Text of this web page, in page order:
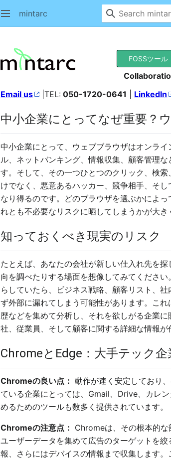
mintarc
FOSSツール
Email us
|TEL: 050-1720-0641 LinkedIn
中小企業にとってなぜ重要？
中小企業にとって、ウェブブラウザはオンラ
ル、ネットバンキング、情報収集、顧客管理
す。そして、その一つひとつのクリック、検
けでなく、悪意あるハッカー、競争相手、そ
なり得るのです。どのブラウザを選ぶかによ
れとも不必要なリスクに晒してしまうかが大き
知っておくべき現実のリスク
たとえば、あなたの会社が新しい仕入れ先を
向を調べたりする場面を想像してみてくださ
らしていたら、ビジネス戦略、顧客リスト、
ず外部に漏れてしまう可能性があります。こ
歴などを集めて分析し、それを欲しがる企業
社、従業員、そして顧客に関する詳細な情報が
ChromeとEdge：大手テック
Chromeの良い点： 動作が速く安定しており
ている企業にとっては、Gmail、Drive、カレ
めるためのツールも数多く提供されています。
Chromeの注意点： Chromeは、その根本的な
ユーザーデータを集めて広告のターゲットを
報、さらにはデバイスの情報まで収集します